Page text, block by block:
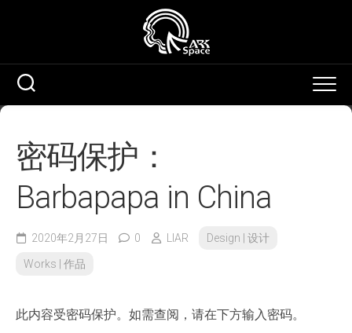
密码保护：
Barbapapa in China
2020年2月27日 0 LIAR Design | 设计
Works | 作品
此内容受密码保护。如需查阅，请在下方输入密码。